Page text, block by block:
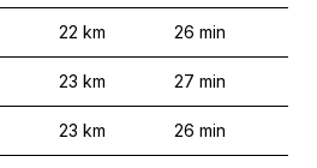
22 km 26 min
23 km 27 min
23 km 26 min